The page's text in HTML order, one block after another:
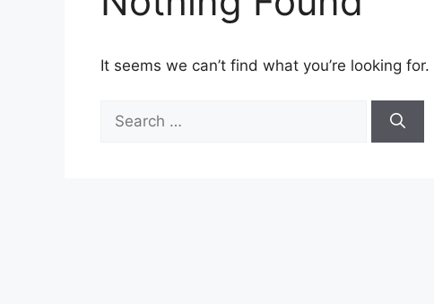
It seems we can’t find what you’re looking
for: